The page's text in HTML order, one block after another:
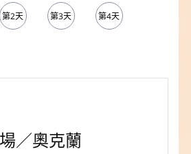
第2天 第3天 第4天
／奧克蘭